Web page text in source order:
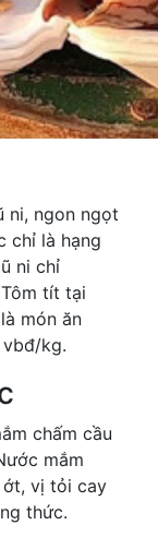
ni, ngon ngọt
chỉ là hạng
ni chỉ
tít tại
món ăn
vbđ/kg.
chấm cầu
mắm
ớt, vị tỏi cay
thức.